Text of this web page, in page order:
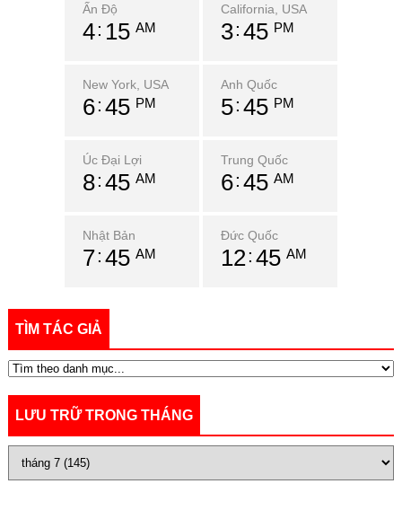
Ấn Độ
4 15 AM
California, USA
3 45 PM
New York, USA
6 45 PM
Anh Quốc
5 45 PM
Úc Đại Lợi
8 45 AM
Trung Quốc
6 45 AM
Nhật Bản
7 45 AM
Đức Quốc
12 45 AM
TÌM TÁC GIẢ
LƯU TRỮ TRONG THÁNG